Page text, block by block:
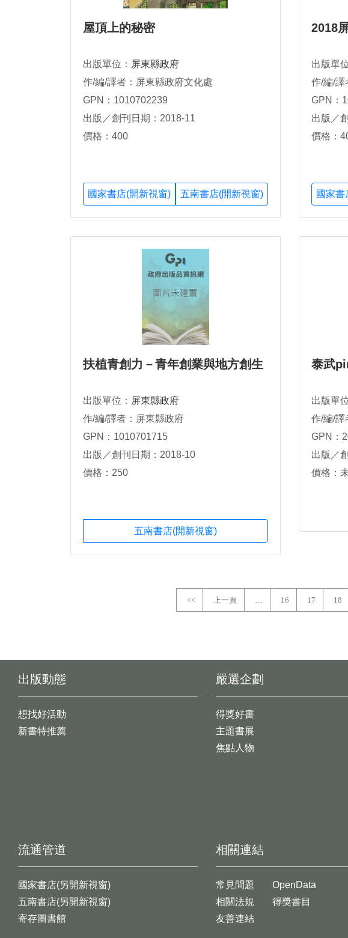
屋頂上的秘密
出版單位： 屏東縣政府
作/編/譯者：屏東縣政府文化處
GPN：1010702239
出版／創刊日期：2018-11
價格：400
國家書店(開新視窗) 五南書店(開新視窗)
2018
出版單
作/編/譯
GPN：
出版／
價格：
國家書
扶植青創力－青年創業與地方創生
出版單位： 屏東縣政府
作/編/譯者：屏東縣政府
GPN：1010701715
出版／創刊日期：2018-10
價格：250
五南書店(開新視窗)
泰武
出版單
作/編/譯
GPN：
出版／
價格：
<< 上一頁 16 17 18
出版動態
想找好活動
新書特推薦
嚴選企劃
得獎好書
主題書展
焦點人物
流通管道
國家書店(另開新視窗)
五南書店(另開新視窗)
寄存圖書館
相關連結
常見問題
相關法規
友善連結
OpenData
得獎書目